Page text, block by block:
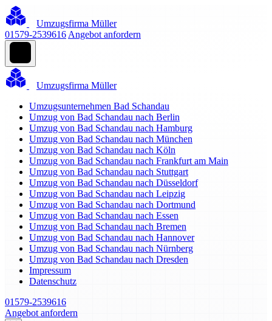
Umzugsfirma Müller
01579-2539616 Angebot anfordern
Umzugsfirma Müller
Umzugsunternehmen Bad Schandau
Umzug von Bad Schandau nach Berlin
Umzug von Bad Schandau nach Hamburg
Umzug von Bad Schandau nach München
Umzug von Bad Schandau nach Köln
Umzug von Bad Schandau nach Frankfurt am Main
Umzug von Bad Schandau nach Stuttgart
Umzug von Bad Schandau nach Düsseldorf
Umzug von Bad Schandau nach Leipzig
Umzug von Bad Schandau nach Dortmund
Umzug von Bad Schandau nach Essen
Umzug von Bad Schandau nach Bremen
Umzug von Bad Schandau nach Hannover
Umzug von Bad Schandau nach Nürnberg
Umzug von Bad Schandau nach Dresden
Impressum
Datenschutz
01579-2539616
Angebot anfordern